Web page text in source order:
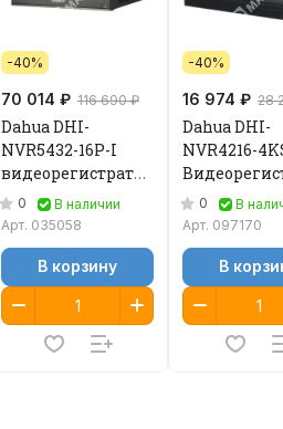
-40%
70 014 ₽ 116 690 ₽
Dahua DHI-
NVR5432-16P-I
видеорегистратор
IP 0
В наличии
Арт. 035058
В корзину
-40%
16 974 ₽ 28
Dahua DHI-
NVR4216-
IP 0
В
Арт. 097170
В